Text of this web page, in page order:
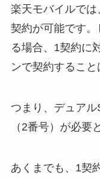
楽天モバイルで
契約が可能です
る場合、1契約に
ンで契約すること
つまり、デュア
（2番号）が必要
あくまでも、1契